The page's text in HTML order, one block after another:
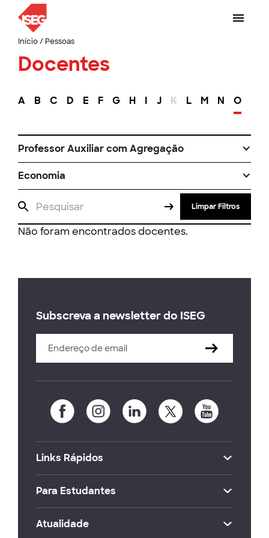
Início/ Pessoas
Docentes
A B C D E F G H I J K L M N O
Professor Auxiliar com Agregação
Economia
Limpar Filtros
Não foram encontrados docentes.
Subscreva a newsletter do ISEG
Links Rápidos
Para Estudantes
Atualidade